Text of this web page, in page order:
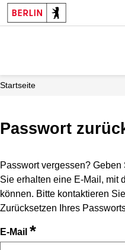
Startseite
Passwort
Passwort vergessen?
Sie erhalten eine E-Mail, mit
können. Bitte kontaktieren
Zurücksetzen Ihres
E-Mail *